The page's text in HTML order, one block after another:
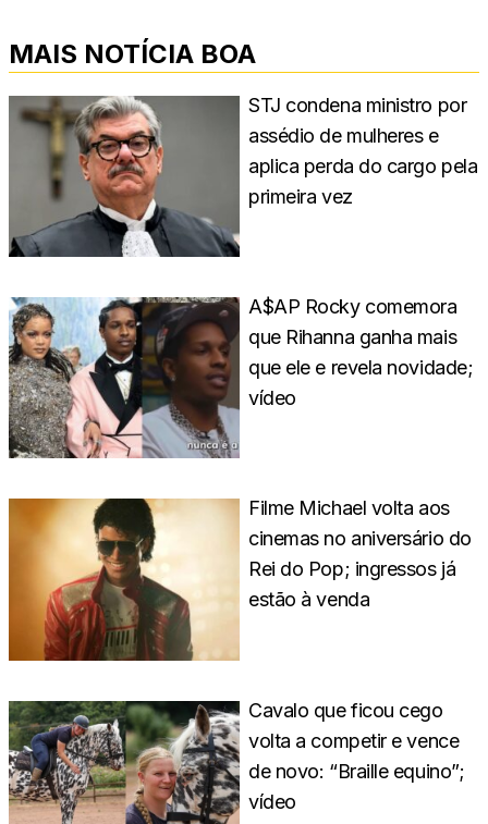
MAIS NOTÍCIA BOA
STJ condena ministro por
assédio de mulheres e
aplica perda do cargo pela
primeira vez
A$AP Rocky comemora
que Rihanna ganha mais
que ele e revela novidade;
vídeo
Filme Michael volta aos
cinemas no aniversário do
Rei do Pop; ingressos já
estão à venda
Cavalo que ficou cego
volta a competir e vence
de novo: “Braille equino”;
vídeo